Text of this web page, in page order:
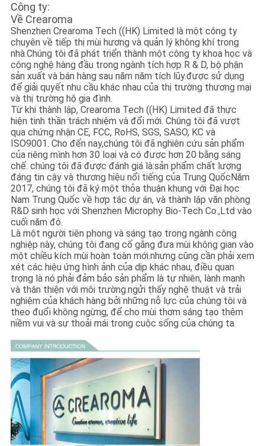
Công ty:
Về Crearoma
Shenzhen Crearoma Tech ((HK) Limited là một công ty
chuyên về tiếp thị mùi hương và quản lý không khí trong
nhà.Chúng tôi đã phát triển thành một công ty khoa học và
công nghệ hàng đầu trong ngành tích hợp R & D, bộ phận
sản xuất và bán hàng sau năm năm tích lũy.được sử dụng
để giải quyết nhu cầu khác nhau của thị trường thương mại
và thị trường hộ gia đình.
Từ khi thành lập, Crearoma Tech ((HK) Limited đã thực
hiện tinh thần trách nhiệm và đổi mới. Chúng tôi đã vượt
qua chứng nhận CE, FCC, RoHS, SGS, SASO, KC và
ISO9001. Cho đến nay,chúng tôi đã nghiên cứu sản phẩm
của riêng mình hơn 30 loại và có được hơn 20 bằng sáng
chế. chúng tôi đã được đánh giá là:sản phẩm chất lượng
đáng tin cậy và thương hiệu nổi tiếng của Trung QuốcNăm
2017, chúng tôi đã ký một thỏa thuận khung với Đại học
Nam Trung Quốc về hợp tác dự án, và thành lập văn phòng
R&D sinh học với Shenzhen Microphy Bio-Tech Co.,Ltd vào
cuối năm đó.
Là một người tiên phong và sáng tạo trong ngành công
nghiệp này, chúng tôi đang cố gắng đưa mùi không gian vào
một chiều kích mùi hoàn toàn mới.nhưng cũng cần phải xem
xét các hiệu ứng hình ảnh của dịp khác nhau, điều quan
trọng là nó phải đảm bảo sản phẩm là tự nhiên, lành mạnh
và thân thiện với môi trường.ngửi thấy nghệ thuật và trải
nghiệm của khách hàng bởi những nỗ lực của chúng tôi và
theo đuổi không ngừng, để cho mùi thơm sáng tạo thêm
niềm vui và sự thoải mái trong cuộc sống của chúng ta.